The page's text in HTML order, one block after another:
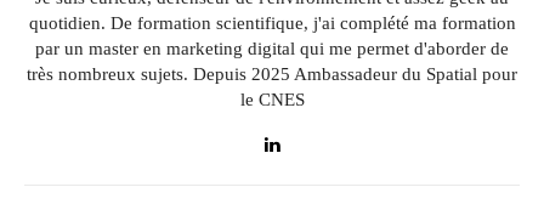
quotidien. De formation scientifique, j'ai complété ma formation
par un master en marketing digital qui me permet d'aborder de
très nombreux sujets. Depuis 2025 Ambassadeur du Spatial pour
le CNES